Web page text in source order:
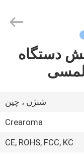
دستگاه
لمسی
شنژن ، چین
Crearoma
CE, ROHS, FCC, KC